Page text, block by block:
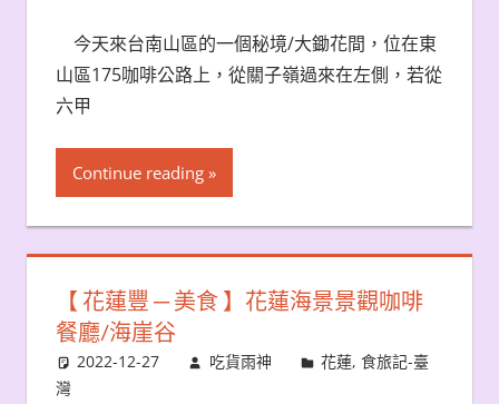
今天來台南山區的一個秘境/大鋤花間，位在東
山區175咖啡公路上，從關子嶺過來在左側，若從
六甲
Continue reading
【 花蓮豐 ─ 美食 】花蓮海景景觀咖啡
餐廳/海崖谷
2022-12-27 吃貨雨神 花蓮,食旅記-臺
灣